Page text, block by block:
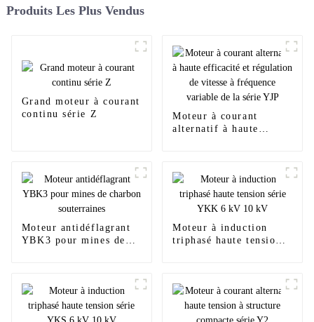
Produits Les Plus Vendus
Grand moteur à courant
continu série Z
Moteur à courant
alternatif à haute
variable de la série YJP
Moteur antidéflagrant
YBK3 pour mines de
Moteur à induction
triphasé haute tension